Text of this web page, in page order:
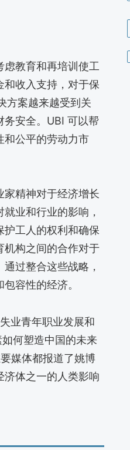
教育和再培训使工
和收入支持，对于保
方案越来越受到关
务安全。UBI 可以帮
和公平的劳动力市
家精神对于经济增长
业和行业的影响，
工人的权利和确保
机构之间的合作对于
过整合这些战略，
容性的经济。
业青年职业发展和
何塑造中国的未来
媒体都报道了姚博
体之一的人类影响